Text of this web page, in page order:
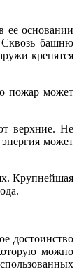
ее основании
Сквозь башню
крепятся
пожар может
верхние. Не
может
Крупнейшая
достоинство
можно